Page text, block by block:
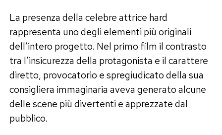
La presenza della celebre attrice hard
rappresenta uno degli elementi più originali
dell’intero progetto. Nel primo film il contrasto
tra l’insicurezza della protagonista e il carattere
diretto, provocatorio e spregiudicato della sua
consigliera immaginaria aveva generato alcune
delle scene più divertenti e apprezzate dal
pubblico.